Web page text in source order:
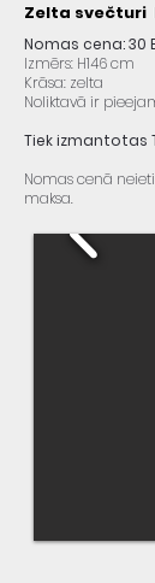
Zelta svečturi
Nomas cena: 30
Izmērs: H146 cm
Krāsa: zelta
Noliktavā ir
Tiek izmantotas
Nomas cenā
maksa.